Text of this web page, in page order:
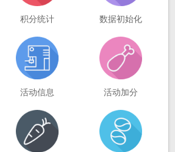
积分统计 数据初始化
活动信息 活动加分